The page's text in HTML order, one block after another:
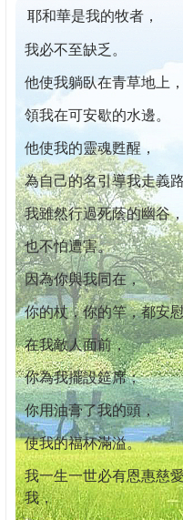
耶和華是我的牧者，
我必不至缺乏。
他使我躺臥在青草地上，
領我在可安歇的水邊。
他使我的靈魂甦醒，
為自己的名引導我走義路
我雖然行過死蔭的幽谷，
也不怕遭害。
因為你與我同在，
你的杖，你的竿，都安
在我敵人面前，
你為我擺設筵席；
你用油膏了我的頭，
使我的福杯滿溢。
我一生一世必有恩惠慈
我，
迄今已篩檢出1700位乳癌